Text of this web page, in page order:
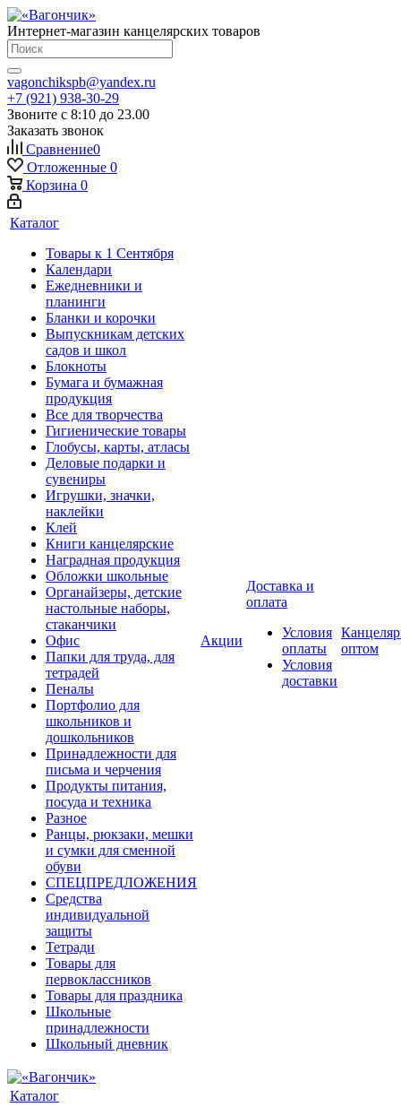
Интернет-магазин канцелярских товаров
vagonchikspb@yandex.ru
+7 (921) 938-30-29
Звоните с 8:10 до 23.00
Заказать звонок
Сравнение0
Отложенные 0
Корзина 0
Каталог
Товары к 1 Сентября
Календари
Ежедневники и
планинги
Бланки и корочки
Выпускникам детских
садов и школ
Блокноты
Бумага и бумажная
продукция
Все для творчества
Гигиенические товары
Глобусы, карты, атласы
Деловые подарки и
сувениры
Игрушки, значки,
наклейки
Клей
Книги канцелярские
Наградная продукция
Обложки школьные
Органайзеры, детские
настольные наборы,
стаканчики
Офис
Папки для труда, для
тетрадей
Пеналы
Портфолио для
школьников и
дошкольников
Принадлежности для
письма и черчения
Продукты питания,
посуда и техника
Разное
Ранцы, рюкзаки, мешки
и сумки для сменной
обуви
СПЕЦПРЕДЛОЖЕНИЯ
Средства
индивидуальной
защиты
Тетради
Товары для
первоклассников
Товары для праздника
Школьные
принадлежности
Школьный дневник
Акции
Доставка и
оплата
Условия
оплаты
Условия
доставки
оптом
Каталог